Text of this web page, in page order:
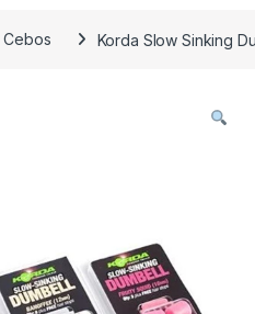
Cebos Korda Slow Sinking